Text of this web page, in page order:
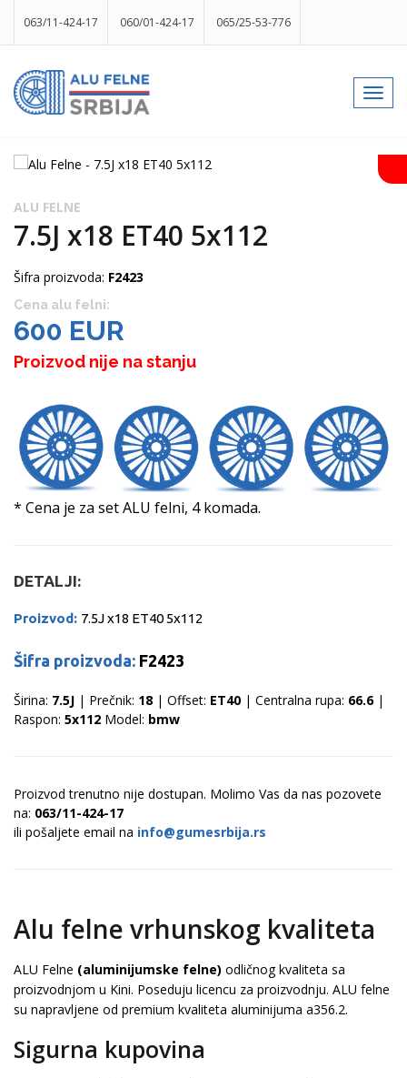
063/11-424-17 060/01-424-17 065/25-53-776
info@gumesrbija.rs
ALU FELNE
7.5J x18 ET40 5x112
Šifra proizvoda: F2423
Cena alu felni:
600 EUR
Proizvod nije na stanju
* Cena je za set ALU felni, 4 komada.
DETALJI:
Proizvod: 7.5J x18 ET40 5x112
Šifra proizvoda: F2423
Širina: 7.5J | Prečnik: 18 | Offset: ET40 | Centralna rupa: 66.6|
Raspon: 5x112 Model: bmw
Proizvod trenutno nije dostupan. Molimo Vas da nas pozovete
na: 063/11-424-17
ili pošaljete email na info@gumesrbija.rs
Alu felne vrhunskog kvaliteta
ALU Felne (aluminijumske felne) odličnog kvaliteta sa
proizvodnjom u Kini. Poseduju licencu za proizvodnju. ALU felne
su napravljene od premium kvaliteta aluminijuma a356.2.
Sigurna kupovina